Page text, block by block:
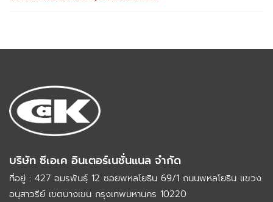
บริษัท ซีเอเค อินเตอร์เนชั่นแนล จำกัด
ที่อยู่ : 427 อมรพันธุ์ 12 ซอยพหลโยธิน 69/1 ถนนพหลโยธิน แขวง
อนุสาวรีย์ เขตบางเขน กรุงเทพมหานคร 10220